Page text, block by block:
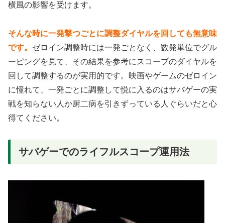
横風の影響を受けます。
そんな時に一発撃つごとに調整ダイヤルを回しても無意味
です。 ゼロイン調整時には一発ごとなく、数発単位でグル
ーピングを見て、その結果を参考にスコープのダイヤルを
回して調整するのが実用的です。映画やゲームのゼロイン
に憧れて、一発ごとに調整して悦に入るのはサバゲーの実
戦を知らない人か厨二病を引きずっている人ぐらいだと心
得てください。
サバゲーでのライフルスコープ運用法